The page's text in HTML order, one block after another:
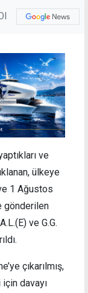
ve
ülkeye
1 Ağustos
gönderilen
ve G.G.
çıkarılmış,
davayı